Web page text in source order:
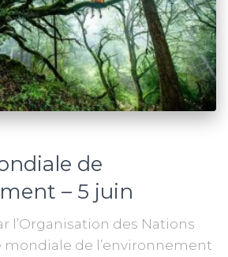
de
– 5 juin
l’Organisation des Nations
mondiale de l’environnement